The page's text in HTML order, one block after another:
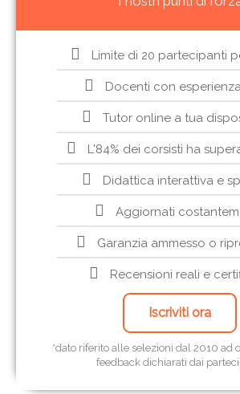
Limite di 20 partecipanti
Docenti con
Tutor online a tua
L'84% dei corsisti ha
Didattica interattiva e
Aggiornati
Garanzia ammesso o
Recensioni reali e
Iscriviti ora
*dato riferito alle selezioni dal 2010 ad
feedback dichiarati dai